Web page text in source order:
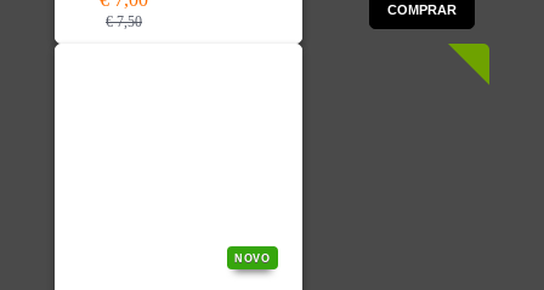
€ 7,50
COMPRAR
NOVO